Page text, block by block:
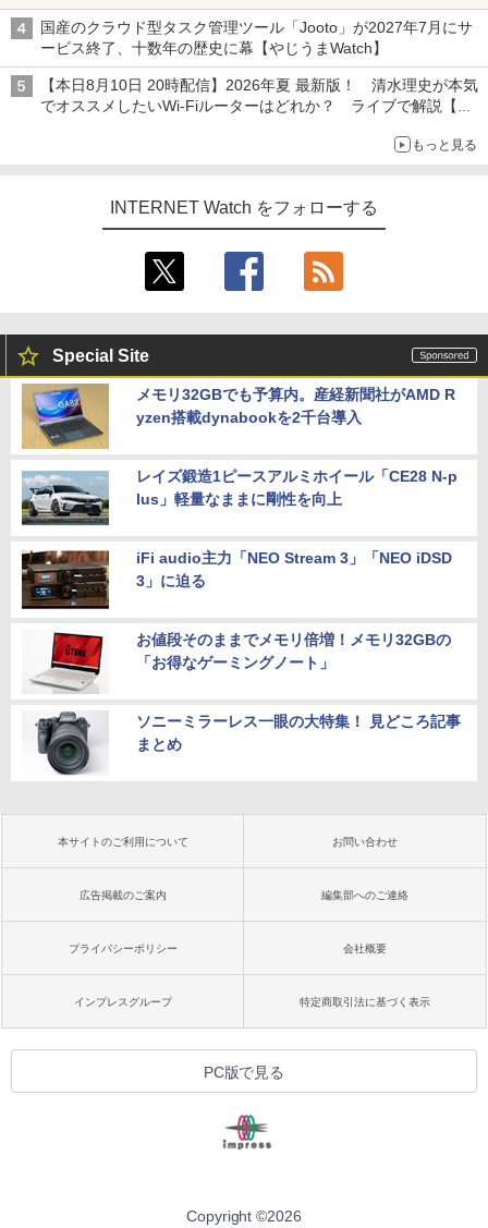
開始
国産のクラウド型タスク管理ツール「Jooto」が2027年7月にサ
ービス終了、十数年の歴史に幕【やじうまWatch】
【本日8月10日 20時配信】2026年夏 最新版！ 清水理史が本気
でオススメしたいWi-Fiルーターはどれか？ ライブで解説【清
もっと見る
INTERNET Watch をフォローする
Special Site
メモリ32GBでも予算内。産経新聞社がAMD R
yzen搭載dynabookを2千台導入
レイズ鍛造1ピースアルミホイール「CE28 N-p
lus」軽量なままに剛性を向上
iFi audio主力「NEO Stream 3」「NEO iDSD
3」に迫る
お値段そのままでメモリ倍増！メモリ32GBの
「お得なゲーミングノート」
ソニーミラーレス一眼の大特集！ 見どころ記事
まとめ
本サイトのご利用について お問い合わせ
広告掲載のご案内 編集部へのご連絡
プライバシーポリシー 会社概要
インプレスグループ 特定商取引法に基づく表示
PC版で見る
Copyright ©2026